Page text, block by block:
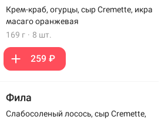
Крем-краб, огурцы, сыр Cremette, икра
масаго оранжевая
169 г · 8 шт.
259 ₽
Фила
Слабосоленый лосось, сыр Cremette,